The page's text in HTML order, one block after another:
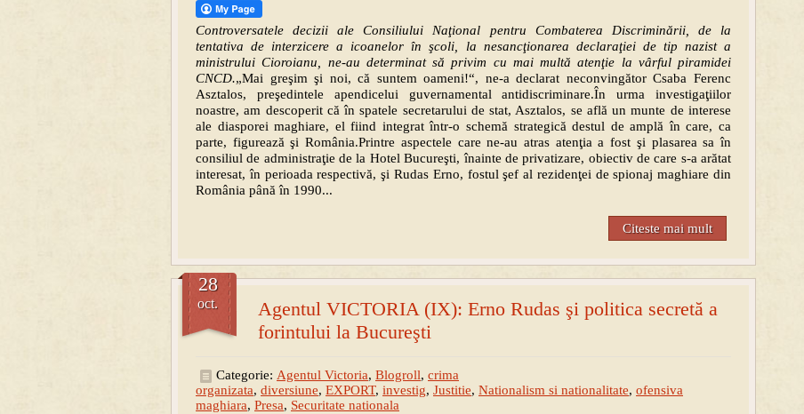
Controversatele decizii ale Consiliului Naţional pentru Combaterea Discriminării, de la
tentativa de interzicere a icoanelor în şcoli, la nesancţionarea declaraţiei de tip nazist a
ministrului Cioroianu, ne-au determinat să privim cu mai multă atenţie la vârful piramidei
CNCD.„Mai greşim şi noi, că suntem oameni!“, ne-a declarat neconvingător Csaba Ferenc
Asztalos, preşedintele apendicelui guvernamental antidiscriminare.În urma investigaţiilor
noastre, am descoperit că în spatele secretarului de stat, Asztalos, se află un munte de interese
ale diasporei maghiare, el fiind integrat într-o schemă strategică destul de amplă în care, ca
parte, figurează şi România.Printre aspectele care ne-au atras atenţia a fost şi plasarea sa în
consiliul de administraţie de la Hotel Bucureşti, înainte de privatizare, obiectiv de care s-a arătat
interesat, în perioada respectivă, şi Rudas Erno, fostul şef al rezidenţei de spionaj maghiare din
România până în 1990...
Citeste mai mult
Agentul VICTORIA (IX): Erno Rudas şi politica secretă a
forintului la Bucureşti
28
oct.
Categorie: Agentul Victoria, Blogroll, crima
organizata, diversiune, EXPORT, investig, Justitie, Nationalism si nationalitate, ofensiva
maghiara, Presa, Securitate nationala